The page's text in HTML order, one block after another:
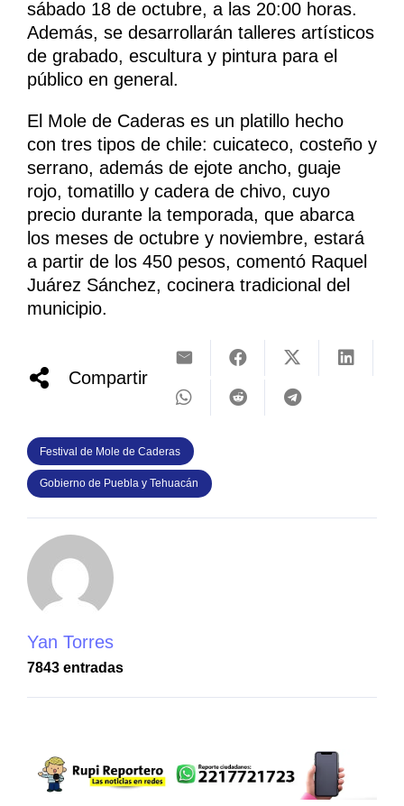
sábado 18 de octubre, a las 20:00 horas.
Además, se desarrollarán talleres artísticos
de grabado, escultura y pintura para el
público en general.
El Mole de Caderas es un platillo hecho
con tres tipos de chile: cuicateco, costeño y
serrano, además de ejote ancho, guaje
rojo, tomatillo y cadera de chivo, cuyo
precio durante la temporada, que abarca
los meses de octubre y noviembre, estará
a partir de los 450 pesos, comentó Raquel
Juárez Sánchez, cocinera tradicional del
municipio.
Compartir
Festival de Mole de Caderas
Gobierno de Puebla y Tehuacán
Yan Torres
7843 entradas